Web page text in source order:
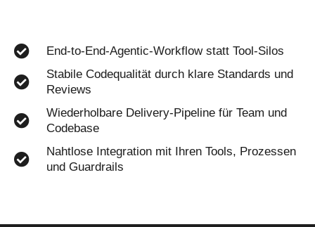
End-to-End-Agentic-Workflow statt Tool-Silos
Stabile Codequalität durch klare Standards und
Reviews
Wiederholbare Delivery-Pipeline für Team und
Codebase
Nahtlose Integration mit Ihren Tools, Prozessen
und Guardrails